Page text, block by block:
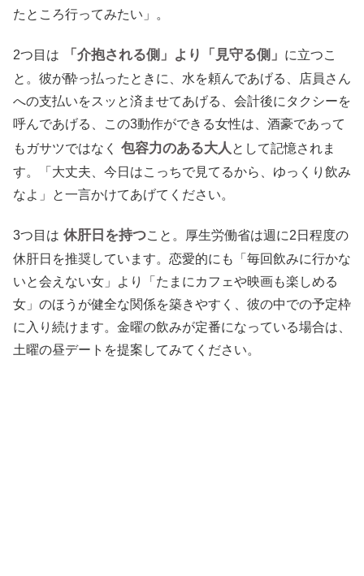
たところ行ってみたい」。
2つ目は 「介抱される側」より「見守る側」 に立つこ
と。彼が酔っ払ったときに、水を頼んであげる、店員さん
への支払いをスッと済ませてあげる、会計後にタクシーを
呼んであげる、この3動作ができる女性は、酒豪であって
もガサツではなく
包容力のある大人として記憶されま
す。「大丈夫、今日はこっちで見てるから、ゆっくり飲み
なよ」と一言かけてあげてください。
3つ目は 休肝日を持つこと。厚生労働省は週に2日程度の
休肝日を推奨しています。恋愛的にも「毎回飲みに行かな
いと会えない女」より「たまにカフェや映画も楽しめる
女」のほうが健全な関係を築きやすく、彼の中での予定枠
に入り続けます。金曜の飲みが定番になっている場合は、
土曜の昼デートを提案してみてください。